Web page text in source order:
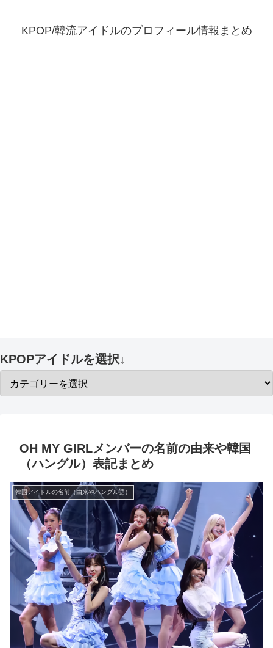
KPOP/韓流アイドルのプロフィール情報まとめ
KPOPアイドルを選択↓
OH MY GIRLメンバーの名前の由来や韓国
（ハングル）表記まとめ
韓国アイドルの名前（由来やハングル語）